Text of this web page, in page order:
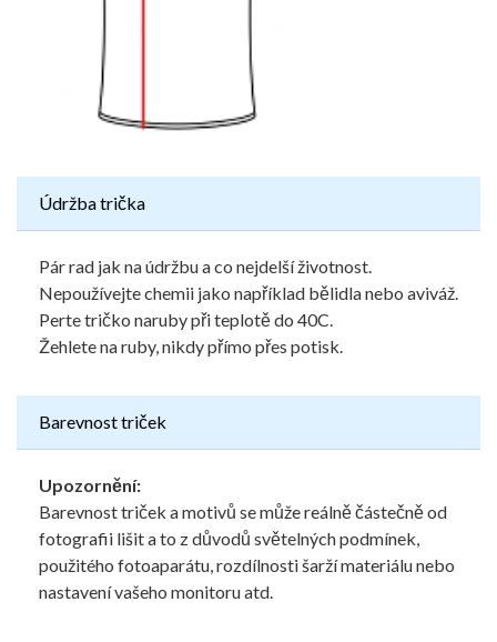
Údržba trička
Pár rad jak na údržbu a co nejdelší životnost.
Nepoužívejte chemii jako například bělidla nebo aviváž.
Perte tričko naruby při teplotě do 40C.
Žehlete na ruby, nikdy přímo přes potisk.
Barevnost triček
Upozornění:
Barevnost triček a motivů se může reálně částečně od
fotografii lišit a to z důvodů světelných podmínek,
použitého fotoaparátu, rozdílnosti šarží materiálu nebo
nastavení vašeho monitoru atd.